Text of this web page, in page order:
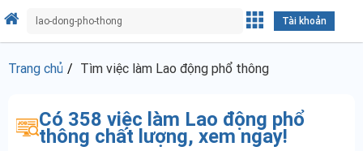
Tài khoản
Trang chủ Tìm việc làm Lao động phổ thông
Có 358 việc làm Lao động phổ
thông chất lượng, xem ngay!